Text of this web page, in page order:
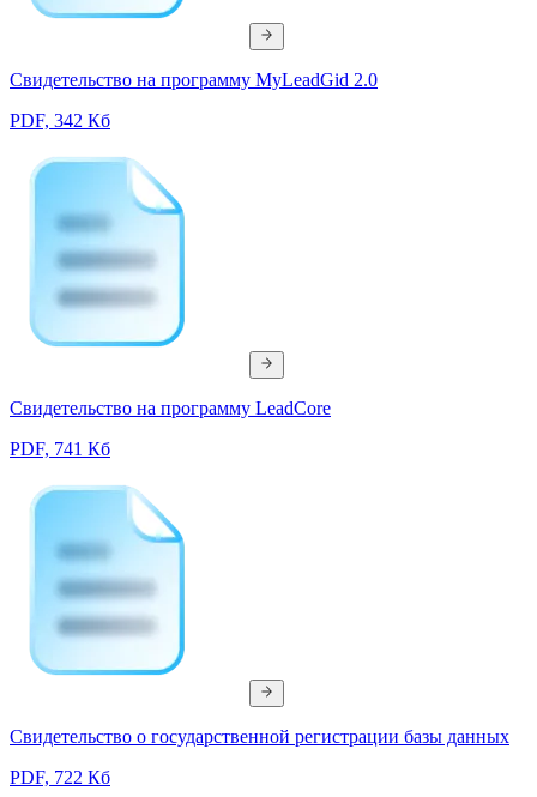
Свидетельство на программу MyLeadGid 2.0
PDF, 342 Кб
Свидетельство на программу LeadCore
PDF, 741 Кб
Свидетельство о государственной регистрации базы данных
PDF, 722 Кб